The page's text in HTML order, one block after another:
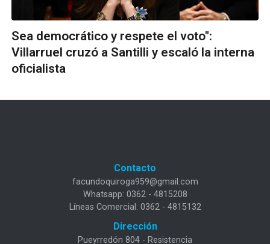
Sea democrático y respete el voto":
Villarruel cruzó a Santilli y escaló la interna
oficialista
Contacto
facundoquiroga959@gmail.com
Whatsapp: 0362 - 4815208
Líneas Comercial: 0362 - 4815132
Dirección
Pueyrredón 804 - Resistencia